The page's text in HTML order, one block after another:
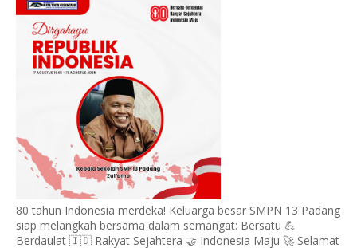
80 tahun Indonesia merdeka! Keluarga besar SMPN 13 Padang
siap melangkah bersama dalam semangat: Bersatu 💪
Berdaulat 🇮🇩 Rakyat Sejahtera 🤝 Indonesia Maju 🚀 Selamat